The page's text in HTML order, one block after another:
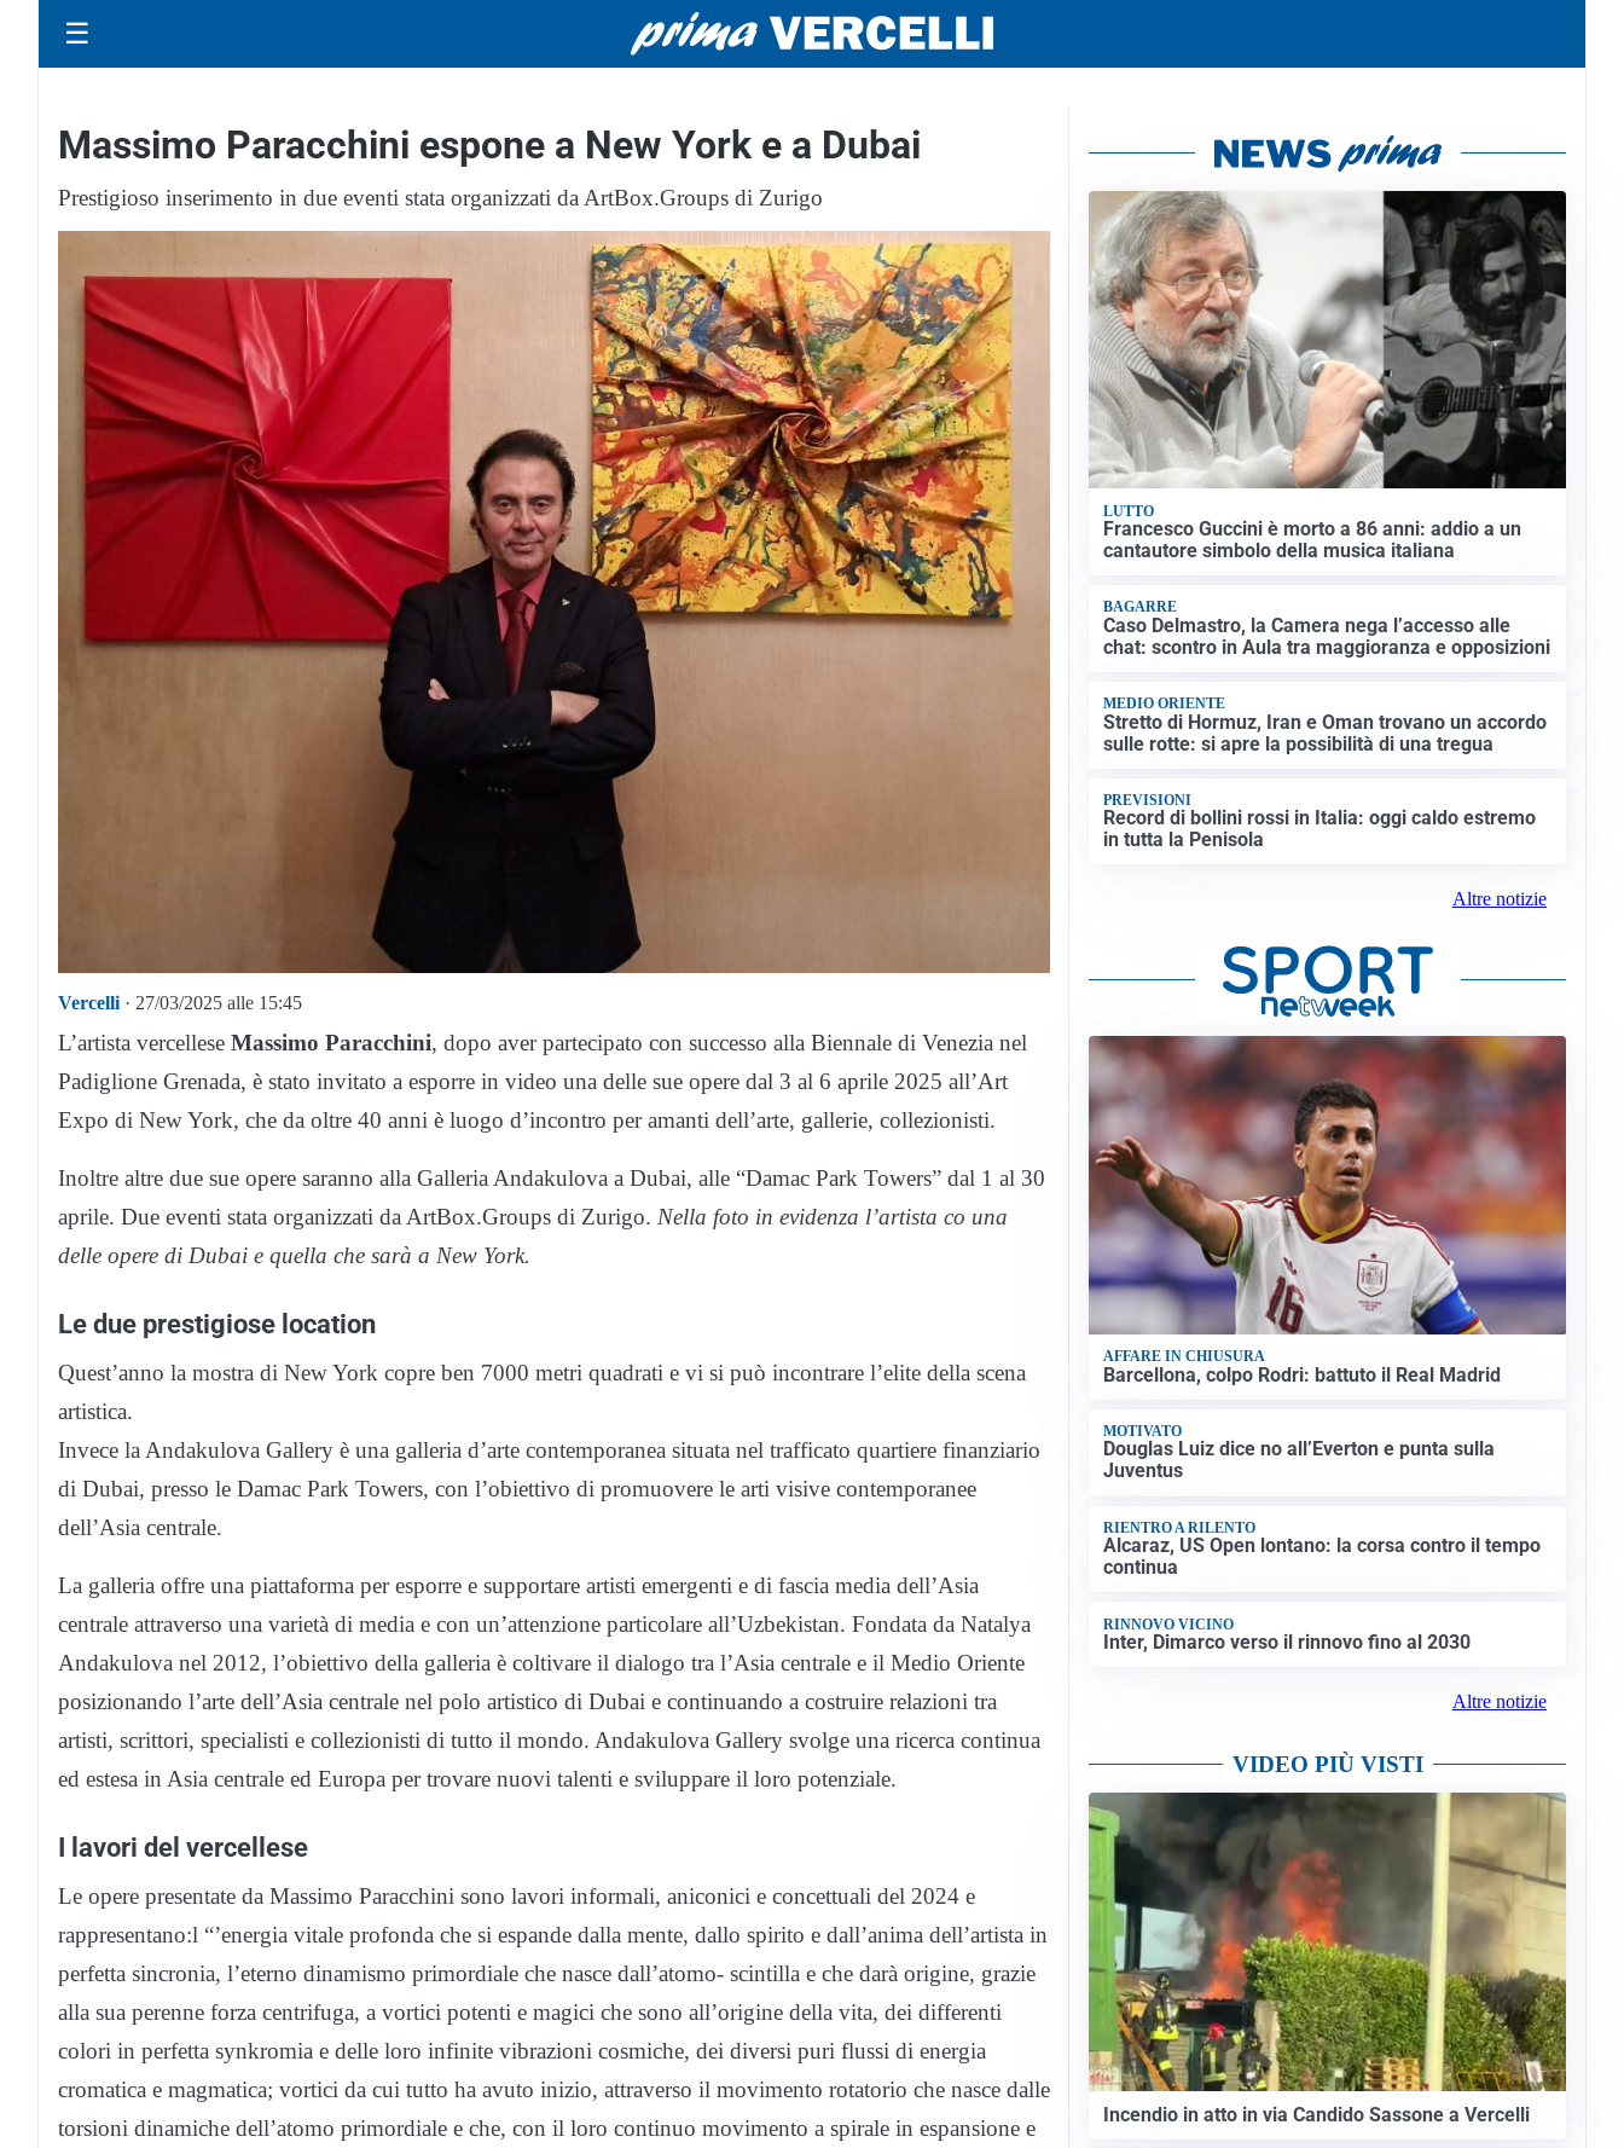
☰
Massimo Paracchini espone a New York e a Dubai
Prestigioso inserimento in due eventi stata organizzati da ArtBox.Groups di Zurigo
Vercelli · 27/03/2025 alle 15:45
L’artista vercellese Massimo Paracchini, dopo aver partecipato con successo alla Biennale di Venezia nel
Padiglione Grenada, è stato invitato a esporre in video una delle sue opere dal 3 al 6 aprile 2025 all’Art
Expo di New York, che da oltre 40 anni è luogo d’incontro per amanti dell’arte, gallerie, collezionisti.
Inoltre altre due sue opere saranno alla Galleria Andakulova a Dubai, alle “Damac Park Towers” dal 1 al 30
aprile. Due eventi stata organizzati da ArtBox.Groups di Zurigo. Nella foto in evidenza l’artista co una
delle opere di Dubai e quella che sarà a New York.
Le due prestigiose location
Quest’anno la mostra di New York copre ben 7000 metri quadrati e vi si può incontrare l’elite della scena
artistica.
Invece la Andakulova Gallery è una galleria d’arte contemporanea situata nel trafficato quartiere finanziario
di Dubai, presso le Damac Park Towers, con l’obiettivo di promuovere le arti visive contemporanee
dell’Asia centrale.
La galleria offre una piattaforma per esporre e supportare artisti emergenti e di fascia media dell’Asia
centrale attraverso una varietà di media e con un’attenzione particolare all’Uzbekistan. Fondata da Natalya
Andakulova nel 2012, l’obiettivo della galleria è coltivare il dialogo tra l’Asia centrale e il Medio Oriente
posizionando l’arte dell’Asia centrale nel polo artistico di Dubai e continuando a costruire relazioni tra
artisti, scrittori, specialisti e collezionisti di tutto il mondo. Andakulova Gallery svolge una ricerca continua
ed estesa in Asia centrale ed Europa per trovare nuovi talenti e sviluppare il loro potenziale.
I lavori del vercellese
Le opere presentate da Massimo Paracchini sono lavori informali, aniconici e concettuali del 2024 e
rappresentano:l “’energia vitale profonda che si espande dalla mente, dallo spirito e dall’anima dell’artista in
perfetta sincronia, l’eterno dinamismo primordiale che nasce dall’atomo- scintilla e che darà origine, grazie
alla sua perenne forza centrifuga, a vortici potenti e magici che sono all’origine della vita, dei differenti
colori in perfetta synkromia e delle loro infinite vibrazioni cosmiche, dei diversi puri flussi di energia
cromatica e magmatica; vortici da cui tutto ha avuto inizio, attraverso il movimento rotatorio che nasce dalle
torsioni dinamiche dell’atomo primordiale e che, con il loro continuo movimento a spirale in espansione e
LUTTO
Francesco Guccini è morto a 86 anni: addio a un
cantautore simbolo della musica italiana
BAGARRE
Caso Delmastro, la Camera nega l’accesso alle
chat: scontro in Aula tra maggioranza e opposizioni
MEDIO ORIENTE
Stretto di Hormuz, Iran e Oman trovano un accordo
sulle rotte: si apre la possibilità di una tregua
PREVISIONI
Record di bollini rossi in Italia: oggi caldo estremo
in tutta la Penisola
Altre notizie
AFFARE IN CHIUSURA
Barcellona, colpo Rodri: battuto il Real Madrid
MOTIVATO
Douglas Luiz dice no all’Everton e punta sulla
Juventus
RIENTRO A RILENTO
Alcaraz, US Open lontano: la corsa contro il tempo
continua
RINNOVO VICINO
Inter, Dimarco verso il rinnovo fino al 2030
Altre notizie
VIDEO PIÙ VISTI
Incendio in atto in via Candido Sassone a Vercelli